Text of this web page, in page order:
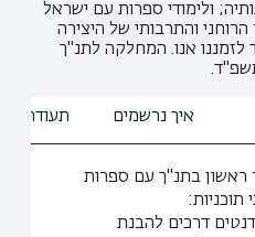
ולימודי ספרות עם ישראל
והתרבותי של היצירה
לזמננו אנו. המחלקה לתנ"ך
איך נרשמים תעודת
ראשון בתנ"ך עם ספרות
דרכים להבנת